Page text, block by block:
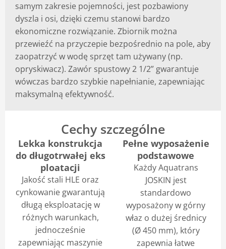
samym zakresie pojemności, jest pozbawiony
dyszla i osi, dzięki czemu stanowi bardzo
ekonomiczne rozwiązanie. Zbiornik można
przewieźć na przyczepie bezpośrednio na pole, aby
zaopatrzyć w wodę sprzęt tam używany (np.
opryskiwacz). Zawór spustowy 2 1/2” gwarantuje
wówczas bardzo szybkie napełnianie, zapewniając
maksymalną efektywność.
Cechy szczególne
Lekka konstrukcja
do długotrwałej eks
ploatacji​​​​​​
Jakość stali HLE oraz
cynkowanie gwarantują
długą eksploatację w
różnych warunkach,
jednocześnie
zapewniając maszynie
Pełne wyposażenie
podstawowe
Każdy Aquatrans
JOSKIN jest
standardowo
wyposażony w górny
właz o dużej średnicy
(Ø 450 mm), który
zapewnia łatwe